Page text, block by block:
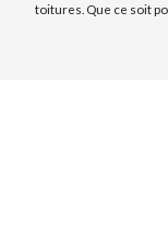
toitures. Que ce soit